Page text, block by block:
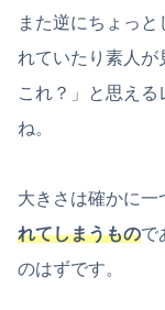
また逆にちょっ
れていたり素人が
これ？」と思え
ね。
大きさは確かに一
れてしまうもので
のはずです。